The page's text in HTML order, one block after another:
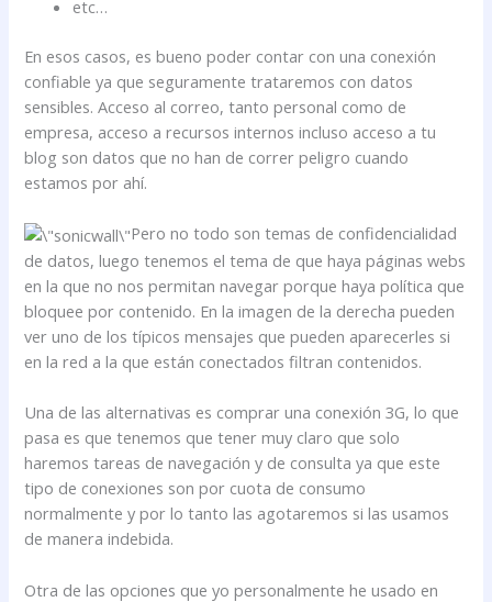
etc…
En esos casos, es bueno poder contar con una conexión
confiable ya que seguramente trataremos con datos
sensibles. Acceso al correo, tanto personal como de
empresa, acceso a recursos internos incluso acceso a tu
blog son datos que no han de correr peligro cuando
estamos por ahí.
Pero no todo son temas de confidencialidad
de datos, luego tenemos el tema de que haya páginas webs
en la que no nos permitan navegar porque haya política que
bloquee por contenido. En la imagen de la derecha pueden
ver uno de los típicos mensajes que pueden aparecerles si
en la red a la que están conectados filtran contenidos.
Una de las alternativas es comprar una conexión 3G, lo que
pasa es que tenemos que tener muy claro que solo
haremos tareas de navegación y de consulta ya que este
tipo de conexiones son por cuota de consumo
normalmente y por lo tanto las agotaremos si las usamos
de manera indebida.
Otra de las opciones que yo personalmente he usado en